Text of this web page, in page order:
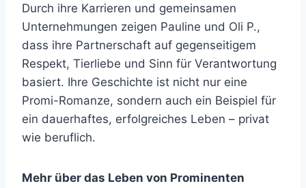
Durch ihre Karrieren und gemeinsamen
Unternehmungen zeigen Pauline und Oli P.,
dass ihre Partnerschaft auf gegenseitigem
Respekt, Tierliebe und Sinn für Verantwortung
basiert. Ihre Geschichte ist nicht nur eine
Promi-Romanze, sondern auch ein Beispiel für
ein dauerhaftes, erfolgreiches Leben – privat
wie beruflich.
Mehr über das Leben von Prominenten